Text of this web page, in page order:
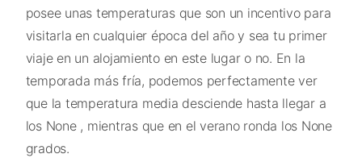
posee unas temperaturas que son un incentivo para
visitarla en cualquier época del año y sea tu primer
viaje en un alojamiento en este lugar o no. En la
temporada más fría, podemos perfectamente ver
que la temperatura media desciende hasta llegar a
los None , mientras que en el verano ronda los None
grados.